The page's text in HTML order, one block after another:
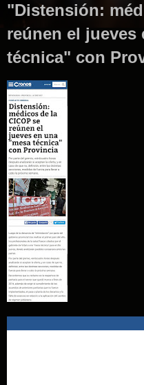
"Distensión:
reúnen el jueves
técnica" con